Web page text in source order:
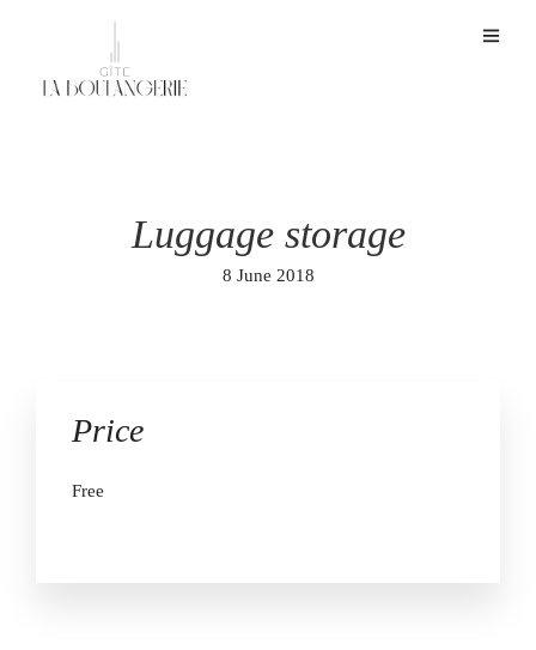
Luggage storage
8 June 2018
Price
Free